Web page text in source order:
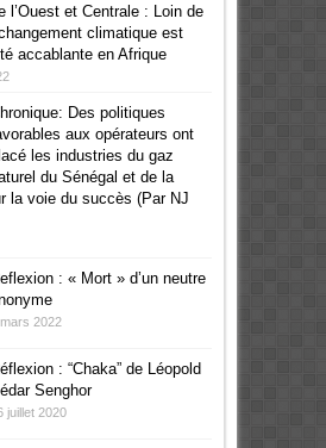
l’Ouest et Centrale : Loin de
climatique est
accablante en Afrique
Des politiques
aux opérateurs ont
les industries du gaz
du Sénégal et de la
la voie du succès (Par NJ
: « Mort » d’un neutre
2022
: “Chaka” de Léopold
Senghor
juillet 2020